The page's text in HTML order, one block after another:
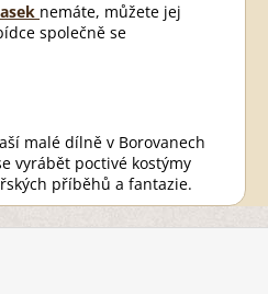
nemáte, můžete jej
společně se
malé dílně v Borovanech
vyrábět poctivé kostýmy
příběhů a fantazie.